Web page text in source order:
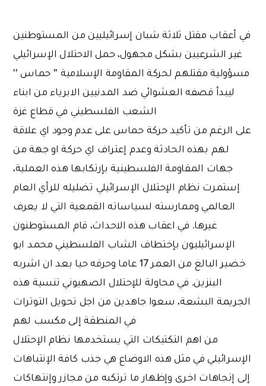
في أعقاب مقتل ثلاثة شبان إسرائيليين من المستوطنين
غير الشرعيين بشكل مجهول، حمل الاحتلال الإسرائيلي
مسؤولية مقتلهم لحركة المقاومة الإسلامية '' حماس ''
ليبدأ قصفه العشوائي ضد المدنيين الابرياء من ابناء
الشعب الفلسطيني في قطاع غزة
على الرغم من تأكيد حركة حماس على عدم وجود اي علاقة
لهم بهذه الحادثة وعدم إعتراف اي حركة او جهة من
جهات المقاومة الفلسطينية بإرتكابها هذه العملية،
إستمرت نظام الإحتلال الإسرائيلي تضليله للرأي العام
العالمي وممارسته لسياساته القمعية التي لا يعرف
غيرها. في اعقاب هذه الاحداث، قام المستوطنون
الإسرائيليون بإختطاف الشاب الفلسطيني محمد ابو
خضير البالغ من العمر 17 عاما وحرقه حيا بعد ان اشربه
البنزين. في محاولة للإحتلال الصهيوني تنسية هذه
الجريمة البشعة، سعوا جاهدين من اجل تحويل التوترات
في المنطقة إلى مكسب لهم
من اهم التكتيكات التي يستخدمها نظام الإحتلال
الإسرائيلي في مثل هذه الاوضاع هي جذب كافة الإنتباهات
إلى إتجاهات اخرى وإظهار ما ترتكبه من مجازر وإنتهاكات